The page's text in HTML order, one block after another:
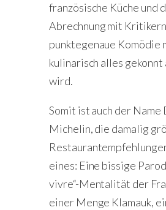
französische Küche und
Abrechnung mit
punktegenaue Komödie
kulinarisch alles
wird.
Somit ist auch der Name
Michelin, die damalig
eines: Eine bissige
vivre“-Mentalität der
einer Menge Klamauk,